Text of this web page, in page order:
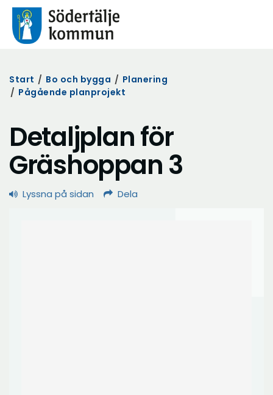
Start / Bo och bygga / Planering
/ Pågående planprojekt
Detaljplan för
Gräshoppan 3
Lyssna på sidan Dela